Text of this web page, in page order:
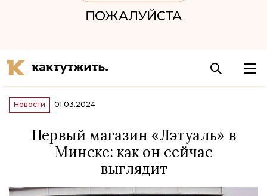
Новости 01.03.2024
Первый магазин «Лэтуаль» в
Минске: как он сейчас
выглядит